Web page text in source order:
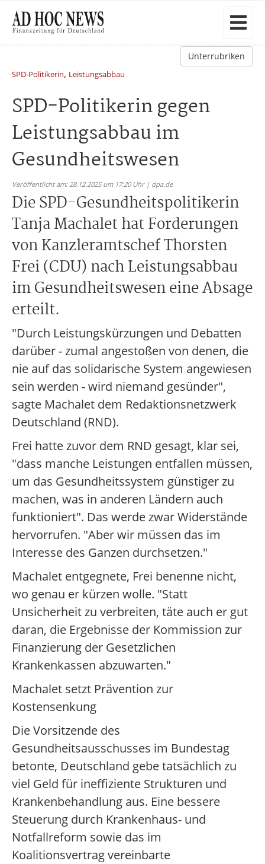
Unterrubriken
SPD-Politikerin, Leistungsabbau
SPD-Politikerin gegen
Leistungsabbau im
Gesundheitswesen
Veröffentlicht am: 28.12.2025 um 17:20 Uhr | dpa.de
Die SPD-Gesundheitspolitikerin
Tanja Machalet hat Forderungen
von Kanzleramtschef Thorsten
Frei (CDU) nach Leistungsabbau
im Gesundheitswesen eine Absage
erteilt.
"Durch Leistungskürzungen und Debatten
darüber - zumal angestoßen von denen, die
nie auf das solidarische System angewiesen
sein werden - wird niemand gesünder",
sagte Machalet dem Redaktionsnetzwerk
Deutschland (RND).
Frei hatte zuvor dem RND gesagt, klar sei,
"dass manche Leistungen entfallen müssen,
um das Gesundheitssystem günstiger zu
machen, was in anderen Ländern auch
funktioniert". Das werde zwar Widerstände
hervorrufen. "Aber wir müssen das im
Interesse des Ganzen durchsetzen."
Machalet entgegnete, Frei benenne nicht,
wo genau er kürzen wolle. "Statt
Unsicherheit zu verbreiten, täte auch er gut
daran, die Ergebnisse der Kommission zur
Finanzierung der Gesetzlichen
Krankenkassen abzuwarten."
Machalet setzt Prävention zur
Kostensenkung
Die Vorsitzende des
Gesundheitsausschusses im Bundestag
betonte, Deutschland gebe tatsächlich zu
viel Geld für ineffiziente Strukturen und
Krankenbehandlung aus. Eine bessere
Steuerung durch Krankenhaus- und
Notfallreform sowie das im
Koalitionsvertrag vereinbarte